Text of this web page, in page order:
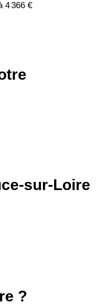
4 366 €
sur-Loire
?